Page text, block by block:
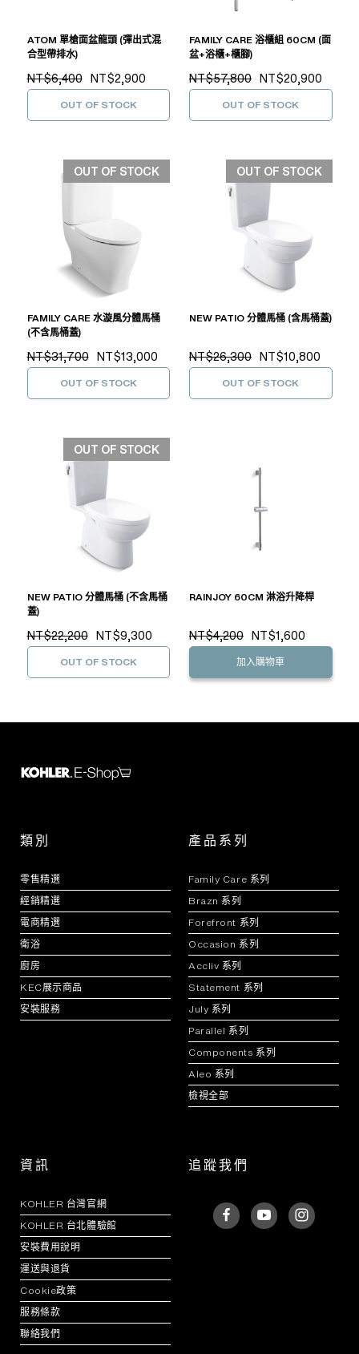
ATOM 單槍面盆龍頭 (彈出式混
合型帶排水)
NT$6,400 NT$2,900
OUT OF STOCK
FAMILY CARE 浴櫃組 60CM (面
盆+浴櫃+櫃腳)
NT$57,800 NT$20,900
OUT OF STOCK
OUT OF STOCK
FAMILY CARE 水漩風分體馬桶
(不含馬桶蓋)
NT$31,700 NT$13,000
OUT OF STOCK
OUT OF STOCK
NEW PATIO 分體馬桶 (含馬桶蓋)
NT$26,300 NT$10,800
OUT OF STOCK
OUT OF STOCK
NEW PATIO 分體馬桶 (不含馬桶
蓋)
NT$22,200 NT$9,300
OUT OF STOCK
RAINJOY 60CM 淋浴升降桿
NT$4,200 NT$1,600
加入購物車
類別
零售精選
經銷精選
電商精選
衛浴
廚房
KEC展示商品
安裝服務
產品系列
Family Care 系列
Brazn 系列
Forefront 系列
Occasion 系列
Accliv 系列
Statement 系列
July 系列
Parallel 系列
Components 系列
Aleo 系列
檢視全部
資訊
KOHLER 台灣官網
KOHLER 台北體驗館
安裝費用說明
運送與退貨
Cookie政策
服務條款
聯絡我們
追蹤我們